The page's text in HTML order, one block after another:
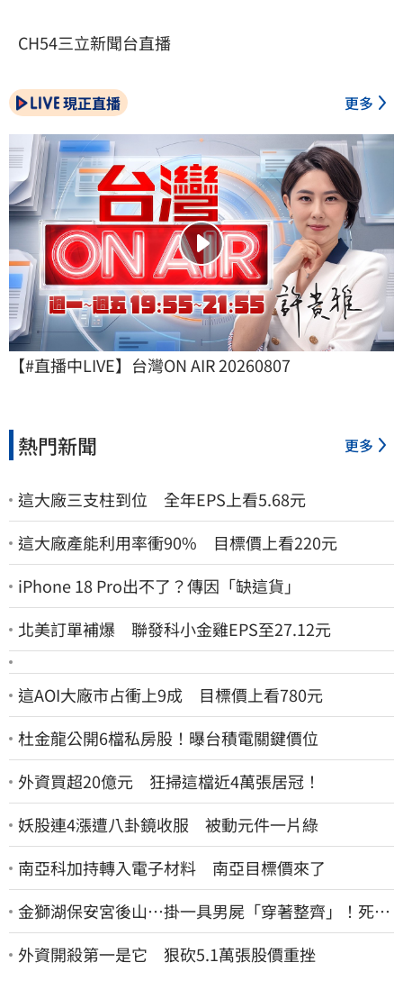
CH54三立新聞台直播
現正直播 更多
【#直播中LIVE】台灣ON AIR 20260807
熱門新聞 更多
這大廠三支柱到位 全年EPS上看5.68元
這大廠產能利用率衝90% 目標價上看220元
iPhone 18 Pro出不了？傳因「缺這貨」
北美訂單補爆 聯發科小金雞EPS至27.12元
這AOI大廠市占衝上9成 目標價上看780元
杜金龍公開6檔私房股！曝台積電關鍵價位
外資買超20億元 狂掃這檔近4萬張居冠！
妖股連4漲遭八卦鏡收服 被動元件一片綠
南亞科加持轉入電子材料 南亞目標價來了
金獅湖保安宮後山…掛一具男屍「穿著整齊」！死者
身份曝
外資開殺第一是它 狠砍5.1萬張股價重挫